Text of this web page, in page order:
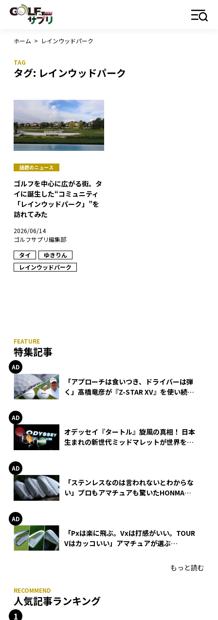
ホーム > レインウッドパーク
タグ: レインウッドパーク
話題のニュース
ゴルフを中心に広がる街。タ
イに誕生した“コミュニティ
「レインウッドパーク」”を
訪れてみた
2026/06/14
ゴルフサプリ編集部
タイ
ゆきりん
レインウッドパーク
特集記事
「アプローチは食いつき、ドライバーは弾
く」髙橋竜彦が『Z-STAR XV』を使い続け
オデッセイ『タートル』旋風の真相！ 日本
生まれの新世代ミッドマレットが世界を席
「ステンレスなのは言われないとわからな
い」プロもアマチュアも驚いたHONMA
「Pxは楽に飛ぶ。Vxは打感がいい。TOUR
Vはカッコいい」アマチュアが選ぶ
もっと読む
人気記事ランキング